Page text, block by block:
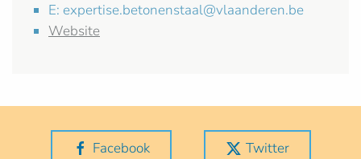
E: expertise.betonenstaal@vlaanderen.be
Website
Facebook Twitter